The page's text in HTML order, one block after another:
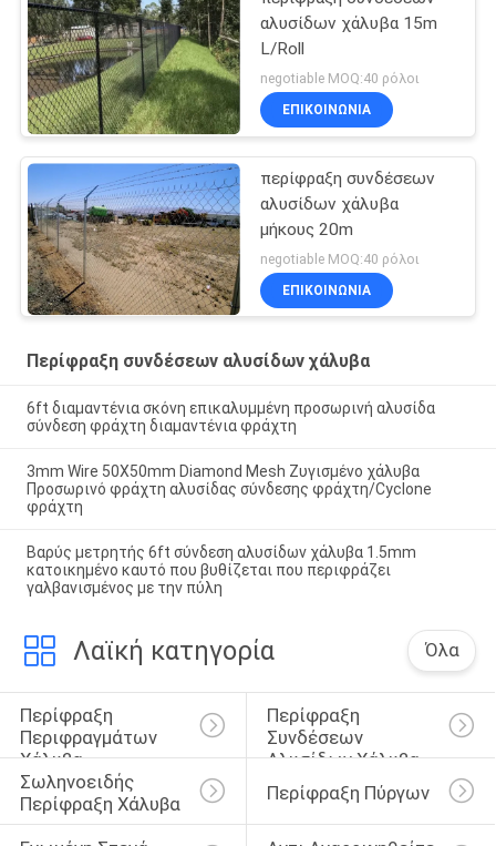
αλυσίδων χάλυβα 15m
L/Roll
negotiable MOQ:40 ρόλοι
ΕΠΙΚΟΙΝΩΝΙΑ
περίφραξη συνδέσεων
αλυσίδων χάλυβα
μήκους 20m
negotiable MOQ:40 ρόλοι
ΕΠΙΚΟΙΝΩΝΙΑ
Περίφραξη συνδέσεων αλυσίδων χάλυβα
6ft διαμαντένια σκόνη επικαλυμμένη προσωρινή αλυσίδα
σύνδεση φράχτη διαμαντένια φράχτη
3mm Wire 50X50mm Diamond Mesh Ζυγισμένο χάλυβα
Προσωρινό φράχτη αλυσίδας σύνδεσης φράχτη/Cyclone
φράχτη
Βαρύς μετρητής 6ft σύνδεση αλυσίδων χάλυβα 1.5mm
κατοικημένο καυτό που βυθίζεται που περιφράζει
γαλβανισμένος με την πύλη
Λαϊκή κατηγορία Όλα
Περίφραξη
Περιφραγμάτων
Χάλυβα
Περίφραξη
Συνδέσεων
Αλυσίδων Χάλυβα
Σωληνοειδής
Περίφραξη Χάλυβα
Περίφραξη Πύργων